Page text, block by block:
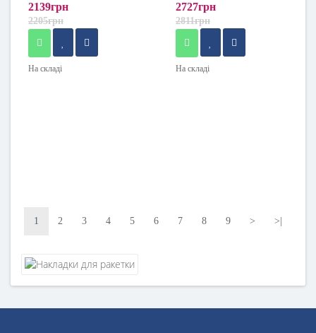
2139грн
2205грн
На складі
2727грн
2811грн
На складі
1 2 3 4 5 6 7 8 9 > >|